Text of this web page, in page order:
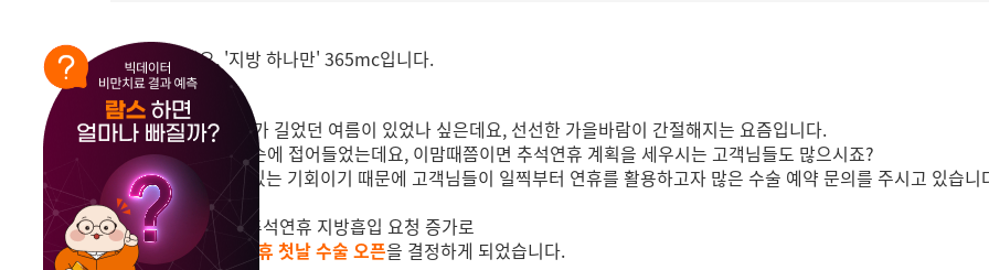
안녕하세요, '지방 하나만' 365mc입니다.
올해처럼 무더위가 길었던 여름이 있었나 싶은데요, 선선한 가을바람이 간절해지는 요즘입니다.
8월도 어느덧 중순에 접어들었는데요, 이맘때쯤이면 추석연휴 계획을 세우시는 고객님들도 많으시죠?
장기간 푹 쉴 수 있는 기회이기 때문에 고객님들이 일찍부터 연휴를 활용하고자 많은 수술 예약 문의를 주시고 있습
이에 365mc는 추석연휴 지방흡입 요청 증가로
9/15(일) 추석 연휴 첫날 수술 오픈을 결정하게 되었습니다.